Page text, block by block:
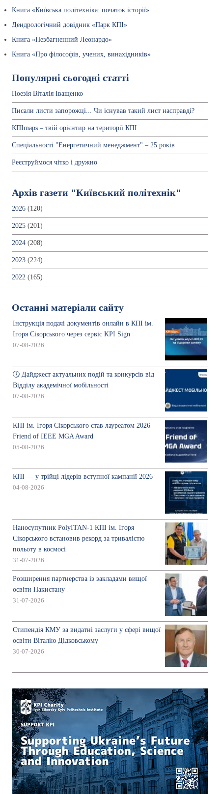
Книга «Київська політехніка: початок історії»
Дендрологічний довідник «Парк КПІ»
Книга «Незбагненний Леонардо»
Книга «Про філософів, учених, винахідників»
Популярні сьогодні статті
Поезія Віталія Іващенко
Писали листи запорожці... Чи існував такий лист насправді?
КПІmaps – твій орієнтир на території КПІ
Спеціальності "Енергетичний менеджмент" – 25 років
Реєструймося чітко і дружно
Архів газети "Київський політехнік"
2026 (120)
2025 (201)
2024 (208)
2023 (224)
2022 (165)
Останні матеріали сайту
Інструкція подачі документів онлайн в КПІ ім.
Ігоря Сікорського через сервіс KPI Sign
07-08-2026
🕔 Дайджест актуальних подій та конкурсів від
Відділу академічної мобільності
07-08-2026
КПІ ім. Ігоря Сікорського став лауреатом 2026
Friend of IEEE MGA Award
05-08-2026
КПІ — у трійці лідерів вступної кампанії 2026
04-08-2026
Наносупутник PolyITAN-1 КПІ ім. Ігоря
Сікорського встановив рекорд за тривалістю
польоту в космосі
31-07-2026
Розширення партнерства із закладами вищої
освіти Пакистану
31-07-2026
Стипендія КМУ за видатні заслуги у сфері вищої
освіти Віталію Дідковському
30-07-2026